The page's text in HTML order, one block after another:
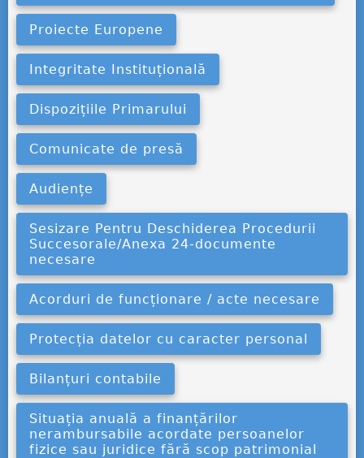
Proiecte Europene
Integritate Instituțională
Dispozițiile Primarului
Comunicate de presă
Audiențe
Sesizare Pentru Deschiderea Procedurii
Succesorale/Anexa 24-documente
necesare
Acorduri de funcționare / acte necesare
Protecția datelor cu caracter personal
Bilanțuri contabile
Situația anuală a finanțărilor
nerambursabile acordate persoanelor
fizice sau juridice fără scop patrimonial